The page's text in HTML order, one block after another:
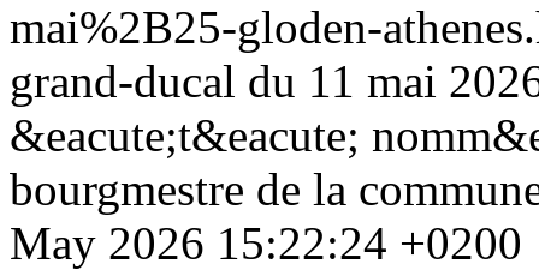
mai%2B25-gloden-
grand-ducal du 11 mai
&eacute;t&eacute;
bourgmestre de la
May 2026 15:22:24 +0200